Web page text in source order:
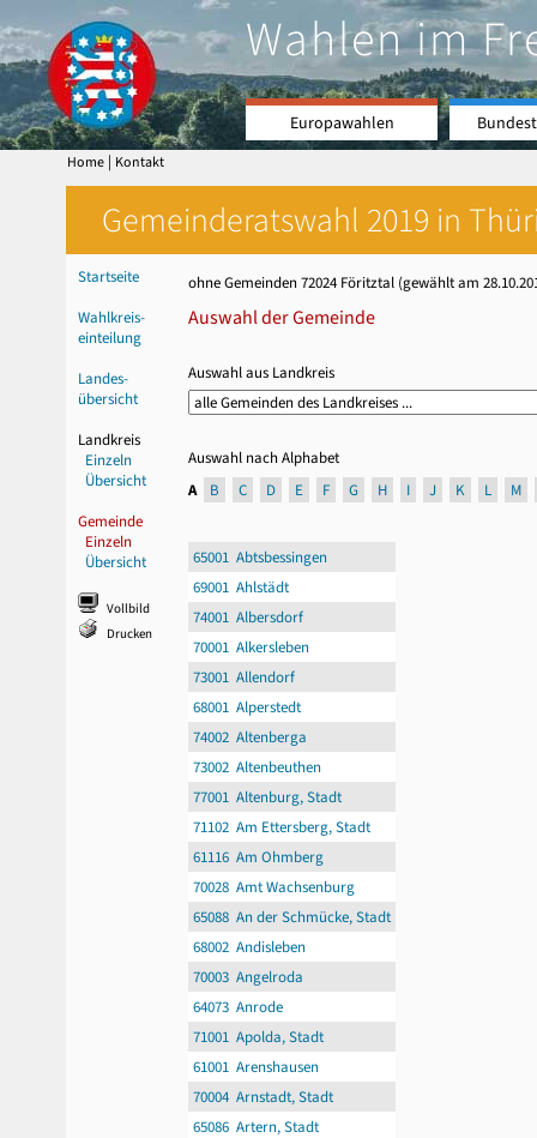
Wahlen im
Europawahlen
Home | Kontakt
Gemeinderatswahl 2019 in
Startseite
Wahlkreis-
einteilung
Landes-
übersicht
Landkreis
Einzeln
Übersicht
Gemeinde
Einzeln
Übersicht
Vollbild
Drucken
ohne Gemeinden 72024 Föritztal (gewählt am
Auswahl der Gemeinde
Auswahl aus Landkreis
Auswahl nach Alphabet
A
B C D E F G H I J K L M
65001 Abtsbessingen
69001 Ahlstädt
74001 Albersdorf
70001 Alkersleben
73001 Allendorf
68001 Alperstedt
74002 Altenberga
73002 Altenbeuthen
77001 Altenburg, Stadt
71102 Am Ettersberg, Stadt
61116 Am Ohmberg
70028 Amt Wachsenburg
65088 An der Schmücke, Stadt
68002 Andisleben
70003 Angelroda
64073 Anrode
71001 Apolda, Stadt
61001 Arenshausen
70004 Arnstadt, Stadt
65086 Artern, Stadt